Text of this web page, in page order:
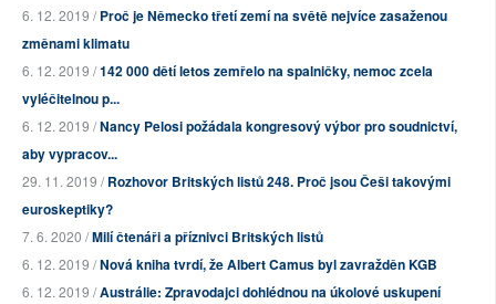
6. 12. 2019 /Proč je Německo třetí zemí na světě nejvíce zasaženou
změnami klimatu
6. 12. 2019 /142 000 dětí letos zemřelo na spalničky, nemoc zcela
vyléčitelnou p...
6. 12. 2019 /Nancy Pelosi požádala kongresový výbor pro soudnictví,
aby vypracov...
29. 11. 2019 /Rozhovor Britských listů 248. Proč jsou Češi takovými
euroskeptiky?
7. 6. 2020 /Milí čtenáři a příznivci Britských listů
6. 12. 2019 /Nová kniha tvrdí, že Albert Camus byl zavražděn KGB
6. 12. 2019 /Austrálie: Zpravodajci dohlédnou na úkolové uskupení